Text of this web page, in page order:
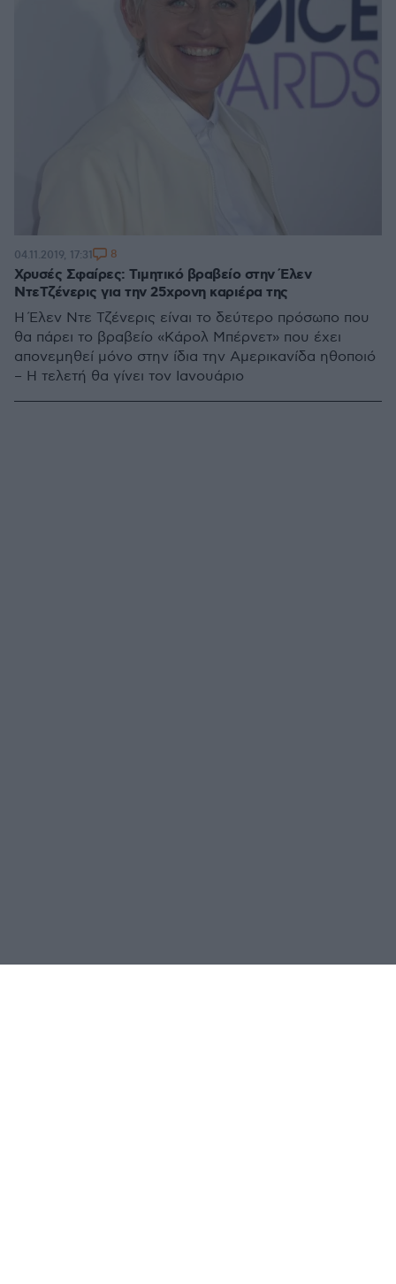
Χρυσές Σφαίρες: Τιμητικό βραβείο στην Έλεν
ΝτεΤζένερις για την 25χρονη καριέρα της
Η Έλεν Ντε Τζένερις είναι το δεύτερο πρόσωπο που
θα πάρει το βραβείο «Κάρολ Μπέρνετ» που έχει
απονεμηθεί μόνο στην ίδια την Αμερικανίδα ηθοποιό
– Η τελετή θα γίνει τον Ιανουάριο
04.11.2019, 17:31 8